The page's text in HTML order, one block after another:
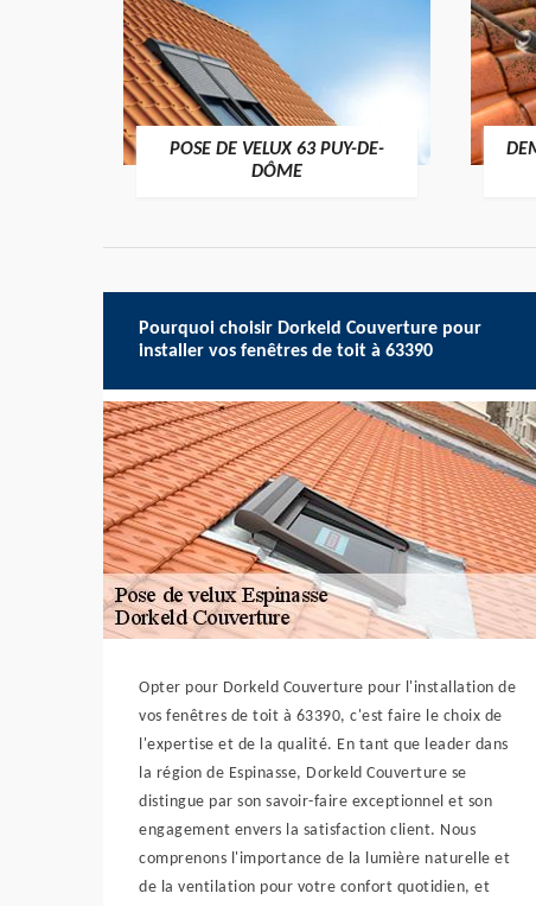
POSE DE VELUX 63 PUY-DE-
DÔME
Pourquoi choisir Dorkeld Couverture pour
installer vos fenêtres de toit à 63390
Opter pour Dorkeld Couverture pour l'installation de
vos fenêtres de toit à 63390, c'est faire le choix de
l'expertise et de la qualité. En tant que leader dans
la région de Espinasse, Dorkeld Couverture se
distingue par son savoir-faire exceptionnel et son
engagement envers la satisfaction client. Nous
comprenons l'importance de la lumière naturelle et
de la ventilation pour votre confort quotidien, et